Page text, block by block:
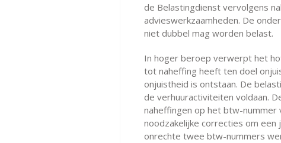
de Belastingdienst vervolgens
advieswerkzaamheden. De
niet dubbel mag worden belast.
In hoger beroep verwerpt het
tot naheffing heeft ten doel
onjuistheid is ontstaan. De
de verhuuractiviteiten voldaan.
naheffingen op het btw-nummer
noodzakelijke correcties om
onrechte twee btw-nummers